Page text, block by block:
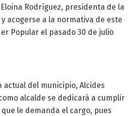
Rodríguez, presidenta de la
acogerse a la normativa de este
Popular el pasado 30 de julio
actual del municipio, Alcides
alcalde se dedicará a cumplir
le demanda el cargo, pues